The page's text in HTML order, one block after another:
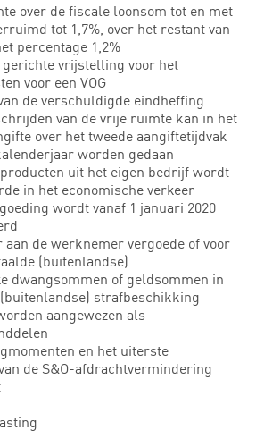
over de fiscale loonsom tot en met
tot 1,7%, over het restant van
percentage 1,2%
gerichte vrijstelling voor het
voor een VOG
de verschuldigde eindheffing
van de vrije ruimte kan in het
over het tweede aangiftetijdvak
worden gedaan
uit het eigen bedrijf wordt
in het economische verkeer
wordt vanaf 1 januari 2020
aan de werknemer vergoede of voor
(buitenlandse)
dwangsommen of geldsommen in
strafbeschikking
aangewezen als
en het uiterste
de S&O-afdrachtvermindering